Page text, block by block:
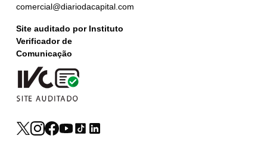
comercial@diariodacapital.com
Site auditado por Instituto
Verificador de
Comunicação